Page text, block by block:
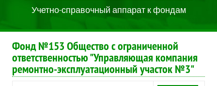
Учетно-справочный аппарат к фондам
Фонд №153 Общество с ограниченной
ответственностью "Управляющая компания
ремонтно-эксплуатационный участок №3"